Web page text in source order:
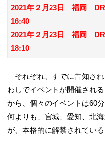
2021年２月23日 福岡
16:40
2021年２月23日 福岡
18:10
それぞれ、すでに告知されていた日程・会場にて、３回ま
わしでイベントが開催され
から、個々のイベントは60
何よりも、宮城、愛知、北
が、本格的に解禁されている